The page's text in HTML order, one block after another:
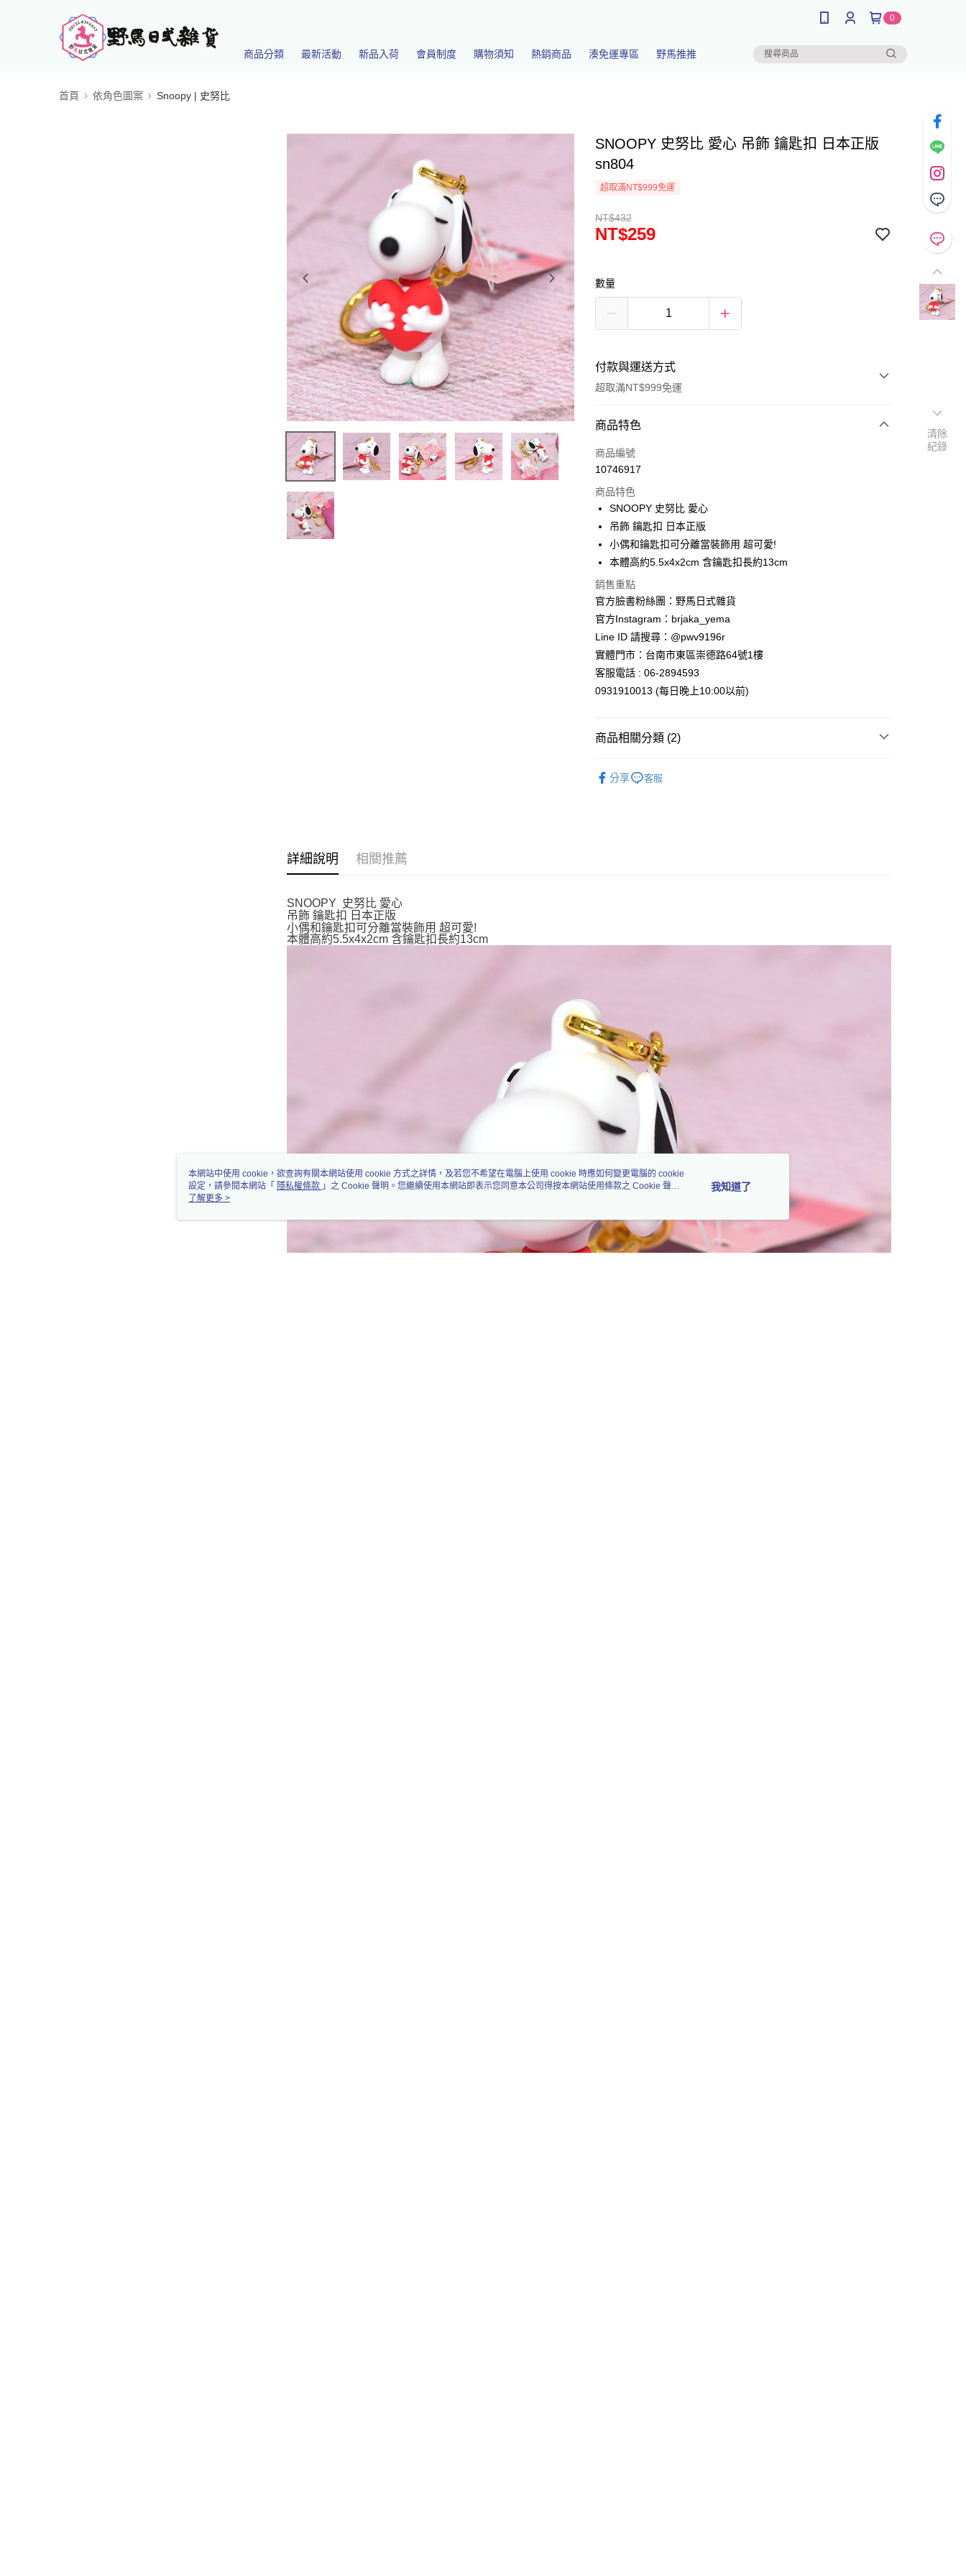
0
商品分類 最新活動 新品入荷 會員制度 購物須知 熱銷商品 湊免運專區 野馬推推
首頁 依角色圖案 Snoopy | 史努比
SNOOPY 史努比 愛心 吊飾 鑰匙扣 日本正版
sn804
超取滿NT$999免運
NT$432
NT$259
數量
付款與運送方式
超取滿NT$999免運
付款方式
信用卡一次付款
3 期 0 利率 每期NT$86
合作金庫商業銀行
華南商業銀行
彰化商業銀行
國泰世華商業銀行
兆豐國際商業銀行
臺灣中小企業銀行
匯豐（台灣）商業銀行
聯邦商業銀行
玉山商業銀行
台新國際商業銀行
中國信託商業銀行
台灣樂天信用卡公司
超商取貨付款
Apple Pay
街口支付
悠遊付
Google Pay
ATM付款
運送方式
每筆NT$65，滿NT$999(含以上)免運費
宅配
商品特色
商品編號
10746917
商品特色
SNOOPY 史努比 愛心
吊飾 鑰匙扣 日本正版
小偶和鑰匙扣可分離當裝飾用 超可愛!
本體高約5.5x4x2cm 含鑰匙扣長約13cm
銷售重點
官方臉書粉絲團：野馬日式雜貨
官方Instagram：brjaka_yema
Line ID 請搜尋：@pwv9196r
實體門市：台南市東區崇德路64號1樓
客服電話 : 06-2894593
0931910013 (每日晚上10:00以前)
商品相關分類 (2)
分享 客服
詳細說明 相關推薦
SNOOPY 史努比 愛心
吊飾 鑰匙扣 日本正版
小偶和鑰匙扣可分離當裝飾用 超可愛!
本體高約5.5x4x2cm 含鑰匙扣長約13cm
清除
紀錄
本網站中使用 cookie，欲查詢有關本網站使用 cookie 方式之詳情，及若您不希望在電腦上使用 cookie 時應如何變更電腦的 cookie
設定，請參閱本網站「 隱私權條款 」之 Cookie 聲明。您繼續使用本網站即表示您同意本公司得按本網站使用條款之 Cookie 聲明
使用 cookie。
了解更多 >
我知道了